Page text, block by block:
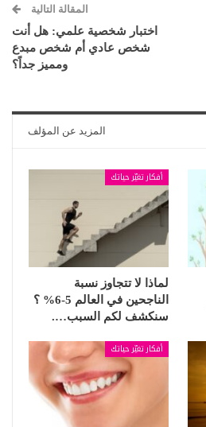
المقالة التالية
اختبار شخصية علمي: هل أنت
شخص عادي أم شخص مبدع
ومميز جداً؟
المزيد عن المؤلف
أفكار تغيّر حياتك
لماذا لا تتجاوز نسبة
الناجحين في العالم 5-6% ؟
سنكشف لكم السبب….
أفكار تغيّر حياتك